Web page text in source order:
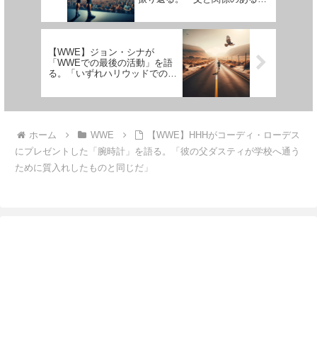
言いたがっただろうね」
【WWE】ジョン・シナが
「WWEでの最後の活動」を語
る。「いずれハリウッドでの活
ひとっ走りを…」
ホーム WWE
【WWE】HHHがコーディ・ローデス
にプレゼントした「腕時計」を語る。「彼の父ダスティが学校へ通う
ために質入れしたものと同じだ」